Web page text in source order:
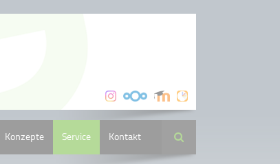
Konzepte Service Kontakt Suche